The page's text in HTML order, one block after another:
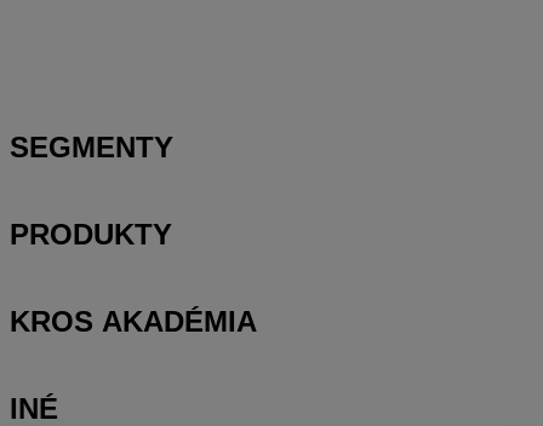
SEGMENTY
PRODUKTY
KROS AKADÉMIA
INÉ